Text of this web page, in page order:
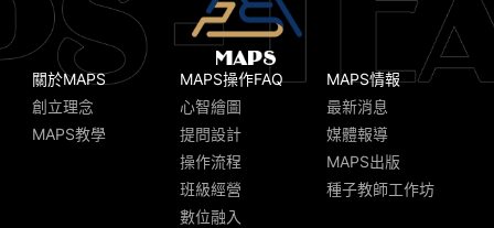
關於MAPS
創立理念
MAPS教學
MAPS操作FAQ
心智繪圖
提問設計
操作流程
班級經營
數位融入
MAPS情報
最新消息
媒體報導
MAPS出版
種子教師工作坊